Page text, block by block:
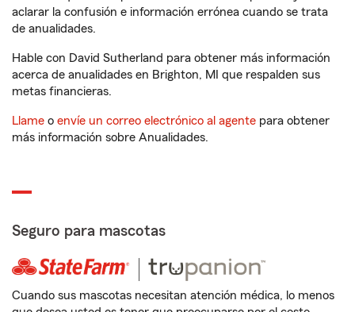
aclarar la confusión e información errónea cuando se trata
de anualidades.
Hable con David Sutherland para obtener más información
acerca de anualidades en Brighton, MI que respalden sus
metas financieras.
Llame o envíe un correo electrónico al agente para obtener
más información sobre Anualidades.
Seguro para mascotas
Cuando sus mascotas necesitan atención médica, lo menos